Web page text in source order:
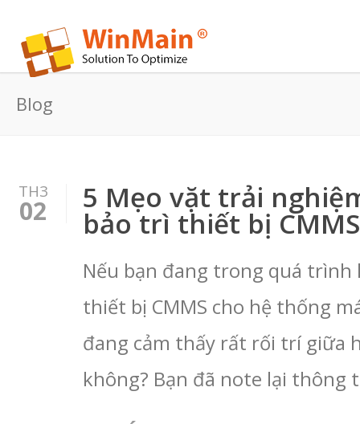
Blog
TH3
02 5 Mẹo vặt trải
bảo trì thiết bị CMMS
Nếu bạn đang trong quá
thiết bị CMMS cho hệ thống
đang cảm thấy rất rối trí giữa
không? Bạn đã note lại thông